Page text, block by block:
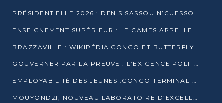
PRÉSIDENTIELLE 2026 : DENIS SASSOU N’GUESSO ANNONCE OFFICIELLEMENT SA CANDIDATURE
ENSEIGNEMENT SUPÉRIEUR : LE CAMES APPELLE À UNE UNIVERSITÉ AFRICAINE AXÉE SUR L’EMPLOYABILITÉ
BRAZZAVILLE : WIKIPÉDIA CONGO ET BUTTERFLY SCELLENT UN PARTENARIAT POUR STRUCTURER LE BÉNÉVOLAT NUMÉRIQUE
GOUVERNER PAR LA PREUVE : L’EXIGENCE POLITIQUE DU XXIᵉ SIÈCLE
EMPLOYABILITÉ DES JEUNES :CONGO TERMINAL S’ALLIE À L’ESCIC POUR RAPPROCHER L’ÉCOLE DU TERRAIN
MOUYONDZI, NOUVEAU LABORATOIRE D’EXCELLENCE PÉDAGOGIQUE AVEC L’ENFICE